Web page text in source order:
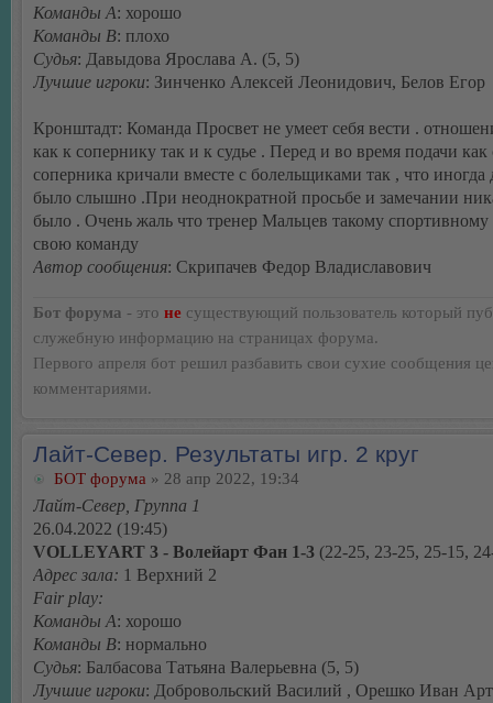
Команды А: хорошо
Команды В: плохо
Судья: Давыдова Ярослава А. (5, 5)
Лучшие игроки: Зинченко Алексей Леонидович, Белов Егор
Кронштадт: Команда Просвет не умеет себя вести .
как к сопернику так и к судье . Перед и во время подачи как
соперника кричали вместе с болельщиками так , что иногда
было слышно .При неоднократной просьбе и замечании
было . Очень жаль что тренер Мальцев такому
свою команду
Автор сообщения: Скрипачев Федор Владиславович
Бот форума - это не существующий пользователь который
служебную информацию на страницах форума.
Первого апреля бот решил разбавить свои сухие сообщения
комментариями.
Лайт-Север. Результаты игр. 2 круг
БОТ форума » 28 апр 2022, 19:34
Лайт-Север, Группа 1
26.04.2022 (19:45)
VOLLEYART 3 - Волейарт Фан 1-3 (22-25, 23-25, 25-15,
Адрес зала: 1 Верхний 2
Fair play:
Команды А: хорошо
Команды В: нормально
Судья: Балбасова Татьяна Валерьевна (5, 5)
Лучшие игроки: Добровольский Василий , Орешко Иван